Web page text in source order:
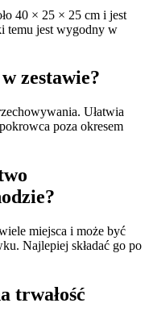
40 × 25 × 25 cm i jest
temu jest wygodny w
zestawie?
Ułatwia
poza okresem
miejsca i może być
Najlepiej składać go po
trwałość